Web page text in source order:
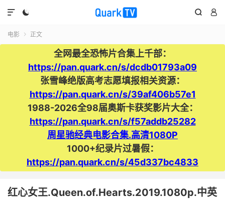
  

电影  正文
全网最全恐怖片合集上千部：
https://pan.quark.cn/s/dcdb01793a09
张雪峰绝版高考志愿填报相关资源：
https://pan.quark.cn/s/39af406b57e1
1988-2026全98届奥斯卡获奖影片大全：
https://pan.quark.cn/s/f57addb25282
周星驰经典电影合集.高清1080P
1000+纪录片过暑假：
https://pan.quark.cn/s/45d337bc4833
红心女王.Queen.of.Hearts.2019.1080p.中英